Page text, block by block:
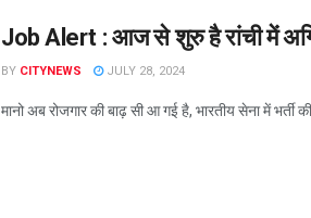
Job Alert : आज से शुरु है रांची में
BY CITYNEWS JULY 28, 2024
मानो अब रोजगार की बाढ़ सी आ गई है, भारतीय सेना में भर्ती